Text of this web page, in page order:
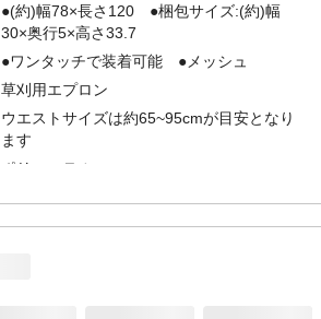
●(約)幅78×長さ120 ●梱包サイズ:(約)幅
30×奥行5×高さ33.7
●ワンタッチで装着可能 ●メッシュ
草刈用エプロン
ウエストサイズは約65~95cmが目安となり
ます
ポリエステル